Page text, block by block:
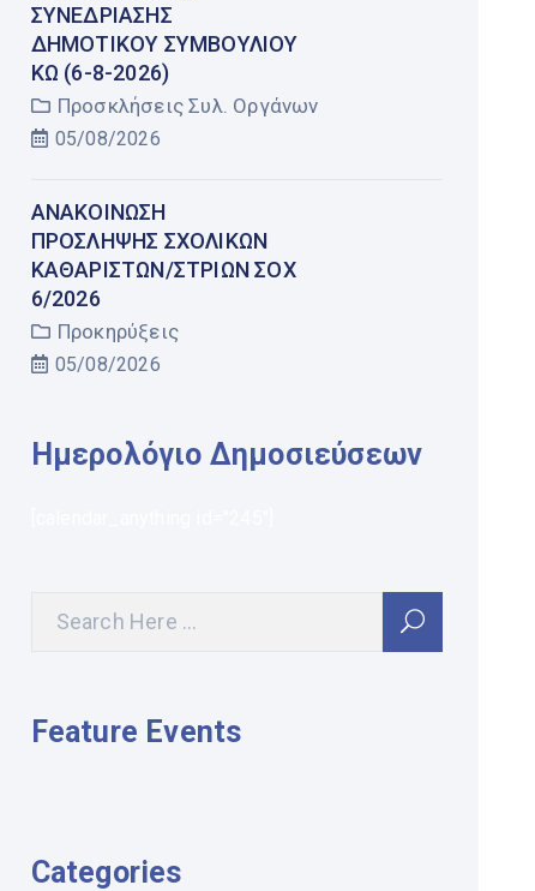
ΣΥΝΕΔΡΊΑΣΗΣ
ΔΗΜΟΤΙΚΟΎ ΣΥΜΒΟΥΛΊΟΥ
ΚΩ (6-8-2026)
Προσκλήσεις Συλ. Οργάνων
05/08/2026
AΝΑΚΟΙΝΩΣΗ
ΠΡΟΣΛΗΨΗΣ ΣΧΟΛΙΚΩΝ
ΚΑΘΑΡΙΣΤΩΝ/ΣΤΡΙΩΝ ΣΟΧ
6/2026
Προκηρύξεις
05/08/2026
Ημερολόγιο Δημοσιεύσεων
Feature Events
Categories